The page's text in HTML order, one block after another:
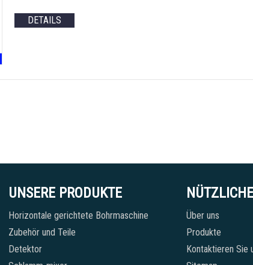
DETAILS
UNSERE PRODUKTE
Horizontale gerichtete Bohrmaschine
Zubehör und Teile
Detektor
Über uns
Produkte
Kontaktieren Sie